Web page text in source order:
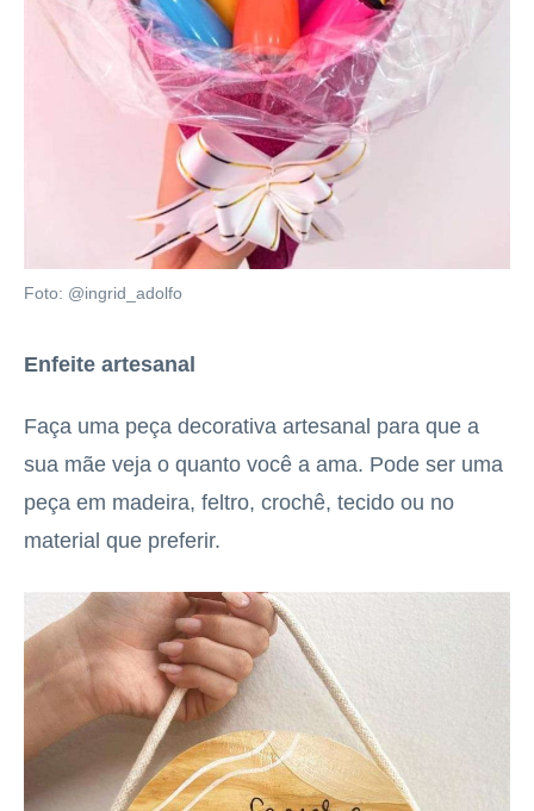
Foto: @ingrid_adolfo
Enfeite artesanal
Faça uma peça decorativa artesanal para que a
sua mãe veja o quanto você a ama. Pode ser uma
peça em madeira, feltro, crochê, tecido ou no
material que preferir.